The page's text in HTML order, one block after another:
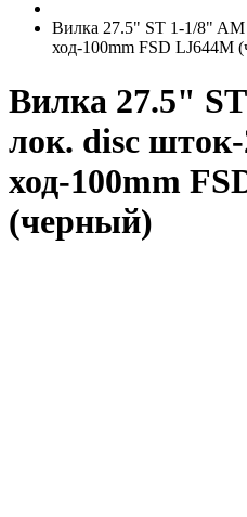
Вилка 27.5" ST 1-1/8"
ход-100mm FSD LJ644M
Вилка 27.5"
лок. disc
ход-100mm
(черный)